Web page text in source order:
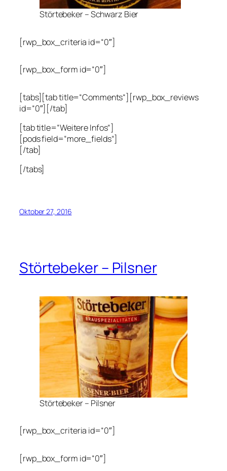
Störtebeker – Schwarz Bier
[rwp_box_criteria id=“0″]
[rwp_box_form id=“0″]
[tabs][tab title=“Comments“][rwp_box_reviews
id=“0″][/tab]
[tab title=“Weitere Infos“]
[pods field=“more_fields“]
[/tab]
[/tabs]
Oktober 27, 2016
Störtebeker – Pilsner
Störtebeker – Pilsner
[rwp_box_criteria id=“0″]
[rwp_box_form id=“0″]